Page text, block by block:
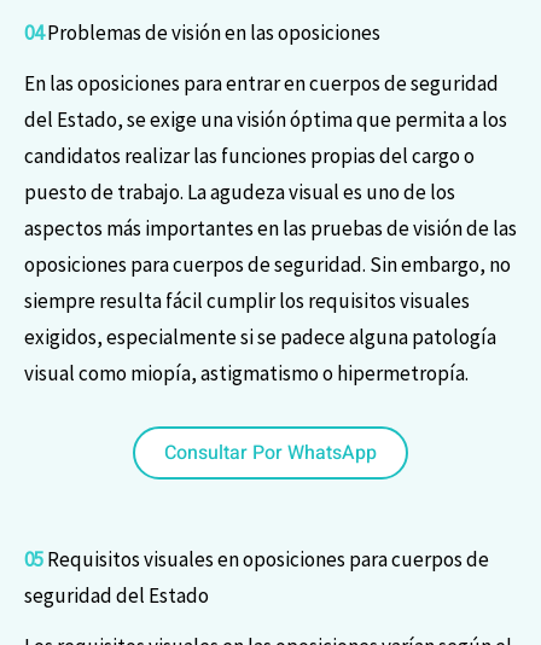
04Problemas de visión en las oposiciones
En las oposiciones para entrar en cuerpos de seguridad
del Estado, se exige una visión óptima que permita a los
candidatos realizar las funciones propias del cargo o
puesto de trabajo. La agudeza visual es uno de los
aspectos más importantes en las pruebas de visión de las
oposiciones para cuerpos de seguridad. Sin embargo, no
siempre resulta fácil cumplir los requisitos visuales
exigidos, especialmente si se padece alguna patología
visual como miopía, astigmatismo o hipermetropía.
Consultar Por WhatsApp
05Requisitos visuales en oposiciones para cuerpos de
seguridad del Estado